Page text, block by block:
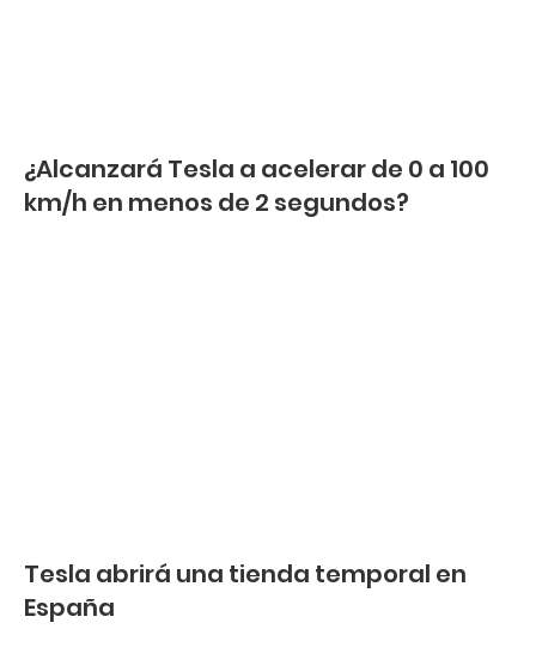
¿Alcanzará Tesla a acelerar de 0 a 100
km/h en menos de 2 segundos?
Tesla abrirá una tienda temporal en
España